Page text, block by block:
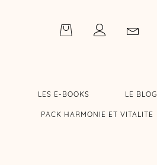
LES E-BOOKS LE BLOG
PACK HARMONIE ET VITALITE